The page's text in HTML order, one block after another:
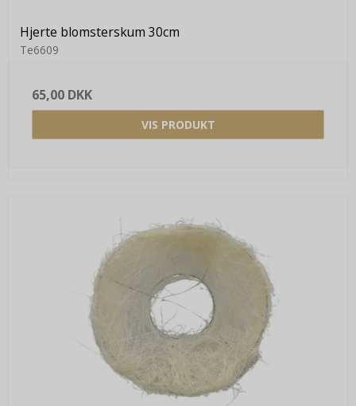
Hjerte blomsterskum 30cm
Te6609
65,00 DKK
VIS PRODUKT